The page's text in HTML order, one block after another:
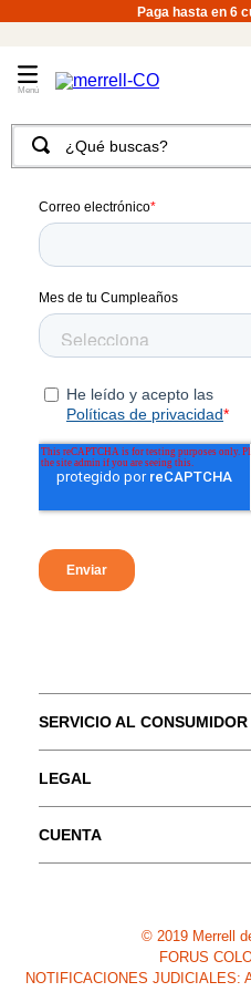
Paga hasta en 6
¿Qué buscas?
SERVICIO AL CONSUMIDOR
LEGAL
CUENTA
© 2019 Merrell
FORUS
NOTIFICACIONES JUDICIALES:
TÉRMINOS MÁS BUSCADOS
1.
merrell hombre
4.
5.
morrales
6.
moab
7.
sandalias
botas hombre
9.
cachuchas
10. moab 3